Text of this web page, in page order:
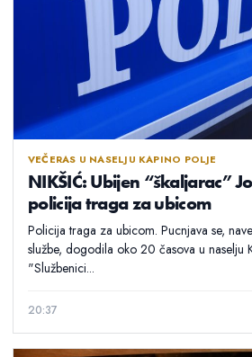
VEČERAS U NASELJU KAPINO POLJE
NIKŠIĆ: Ubijen “škaljarac”
policija traga za ubicom
Policija traga za ubicom. Pucnjava se,
službe, dogodila oko 20 časova u naselju
"Službenici...
20:37